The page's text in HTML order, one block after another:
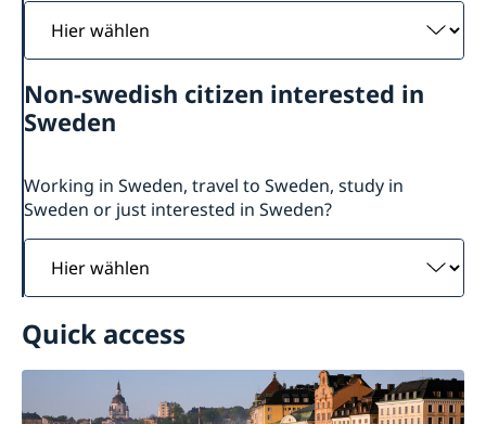
Hier
wählen
Non-swedish citizen interested in
Sweden
Working in Sweden, travel to Sweden, study in
Sweden or just interested in Sweden?
Hier
wählen
Quick access